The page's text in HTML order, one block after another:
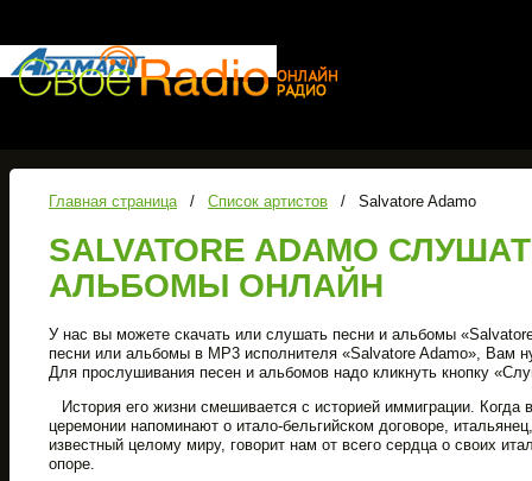
Главная страница / Список артистов / Salvatore Adamo
SALVATORE ADAMO
АЛЬБОМЫ ОНЛАЙН
У нас вы можете скачать или слушать песни и альбомы
песни или альбомы в MP3 исполнителя «Salvatore Adamo», Вам
Для прослушивания песен и альбомов надо кликнуть кнопку
История его жизни смешивается с историей иммиграции.
церемонии напоминают о итало-бельгийском договоре,
известный целому миру, говорит нам от всего сердца о своих
опоре.